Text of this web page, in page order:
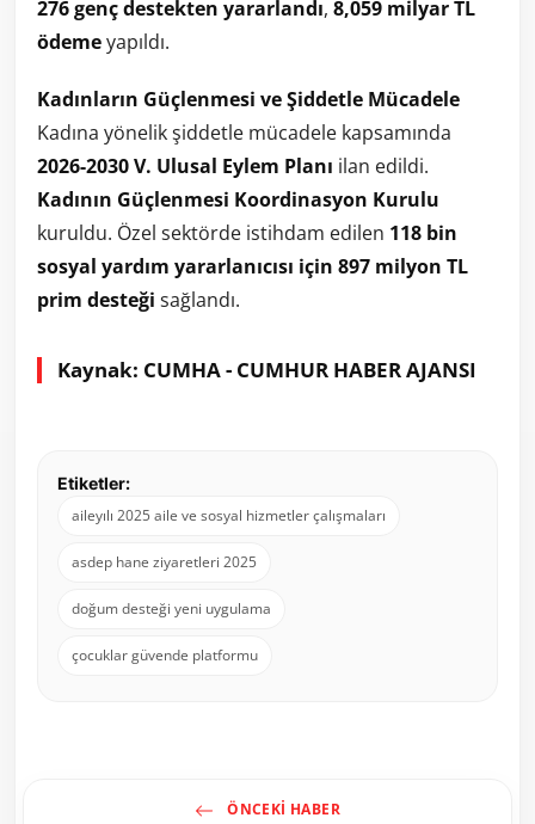
276 genç destekten yararlandı, 8,059 milyar TL
ödemeyapıldı.
Kadınların Güçlenmesi ve Şiddetle Mücadele
Kadına yönelik şiddetle mücadele kapsamında
2026-2030 V. Ulusal Eylem Planı ilan edildi.
Kadının Güçlenmesi Koordinasyon Kurulu
kuruldu. Özel sektörde istihdam edilen 118 bin
sosyal yardım yararlanıcısı için 897 milyon TL
prim desteği sağlandı.
Kaynak: CUMHA - CUMHUR HABER AJANSI
Etiketler:
aileyılı 2025 aile ve sosyal hizmetler çalışmaları
asdep hane ziyaretleri 2025
doğum desteği yeni uygulama
çocuklar güvende platformu
ÖNCEKI HABER